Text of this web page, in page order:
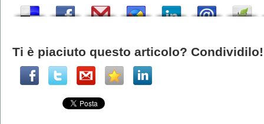
Ti è piaciuto questo articolo? Condividilo!